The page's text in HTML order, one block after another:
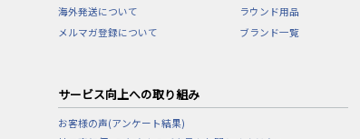
海外発送について
メルマガ登録について
ラウンド用品
ブランド一覧
サービス向上への取り組み
お客様の声(アンケート結果)